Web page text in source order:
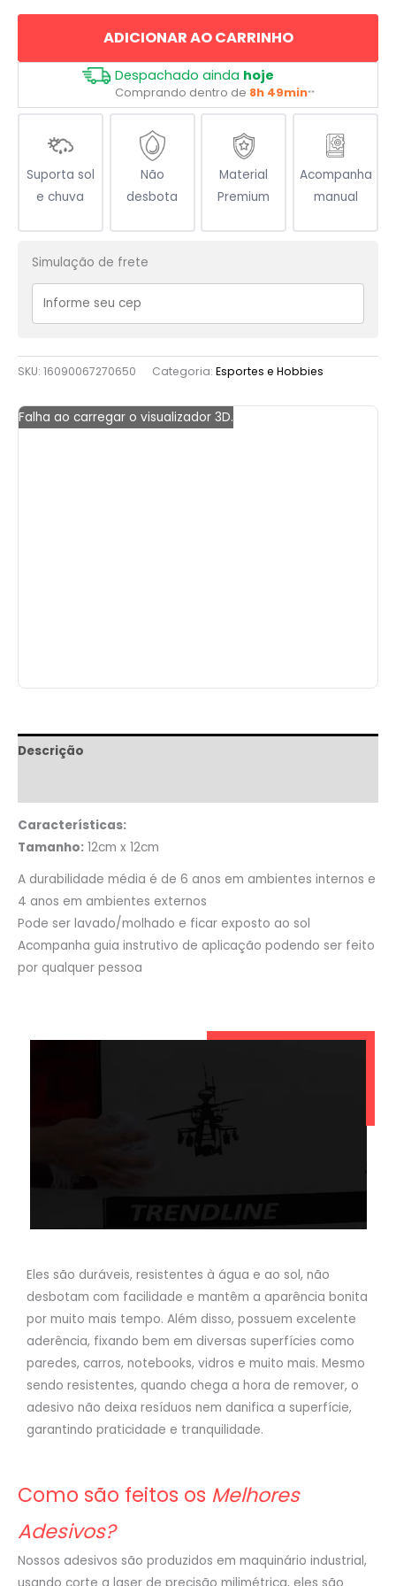
Maga
ADICIONAR AO CARRINHO
Despachado ainda hoje
Comprando dentro de 8h 49min**
Suporta sol
e chuva
Não
desbota
Material
Premium
Acompanha
manual
Simulação de frete
SKU: 16090067270650 Categoria: Esportes e Hobbies
Falha ao carregar o visualizador 3D.
Descrição
Características:
Tamanho: 12cm x 12cm
A durabilidade média é de 6 anos em ambientes internos e
4 anos em ambientes externos
Pode ser lavado/molhado e ficar exposto ao sol
Acompanha guia instrutivo de aplicação podendo ser feito
por qualquer pessoa
Eles são duráveis, resistentes à água e ao sol, não
desbotam com facilidade e mantêm a aparência bonita
por muito mais tempo. Além disso, possuem excelente
aderência, fixando bem em diversas superfícies como
paredes, carros, notebooks, vidros e muito mais. Mesmo
sendo resistentes, quando chega a hora de remover, o
adesivo não deixa resíduos nem danifica a superfície,
garantindo praticidade e tranquilidade.
Como são feitos os Melhores
Adesivos?
Nossos adesivos são produzidos em maquinário industrial,